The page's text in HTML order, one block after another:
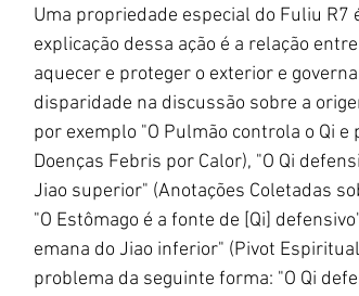
Uma propriedade especial do Fuliu
explicação dessa ação é a relação
aquecer e proteger o exterior e
disparidade na discussão sobre a
por exemplo "O Pulmão controla o Qi e
Doenças Febris por Calor), "O Qi
Jiao superior" (Anotações Coletadas
"O Estômago é a fonte de [Qi]
emana do Jiao inferior" (Pivot
problema da seguinte forma: "O Qi